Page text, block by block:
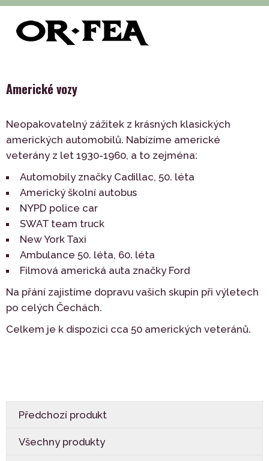
of-fea, programové centrum > Služby
Americké vozy
Americké vozy
Neopakovatelný zážitek z krásných klasických
amerických automobilů. Nabízíme americké
veterány z let 1930-1960, a to zejména:
Automobily značky Cadillac, 50. léta
Americký školní autobus
NYPD police car
SWAT team truck
New York Taxi
Ambulance 50. léta, 60. léta
Filmová americká auta značky Ford
Na přání zajistíme dopravu vašich skupin při výletech
po celých Čechách.
Celkem je k dispozici cca 50 amerických veteránů.
Předchozí produkt
Všechny produkty